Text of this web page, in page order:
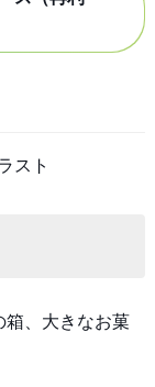
箱、大きなお菓